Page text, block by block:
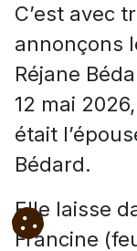
C’est avec
annonçons
Réjane
12 mai
était
Bédard.
Elle laisse
Francine